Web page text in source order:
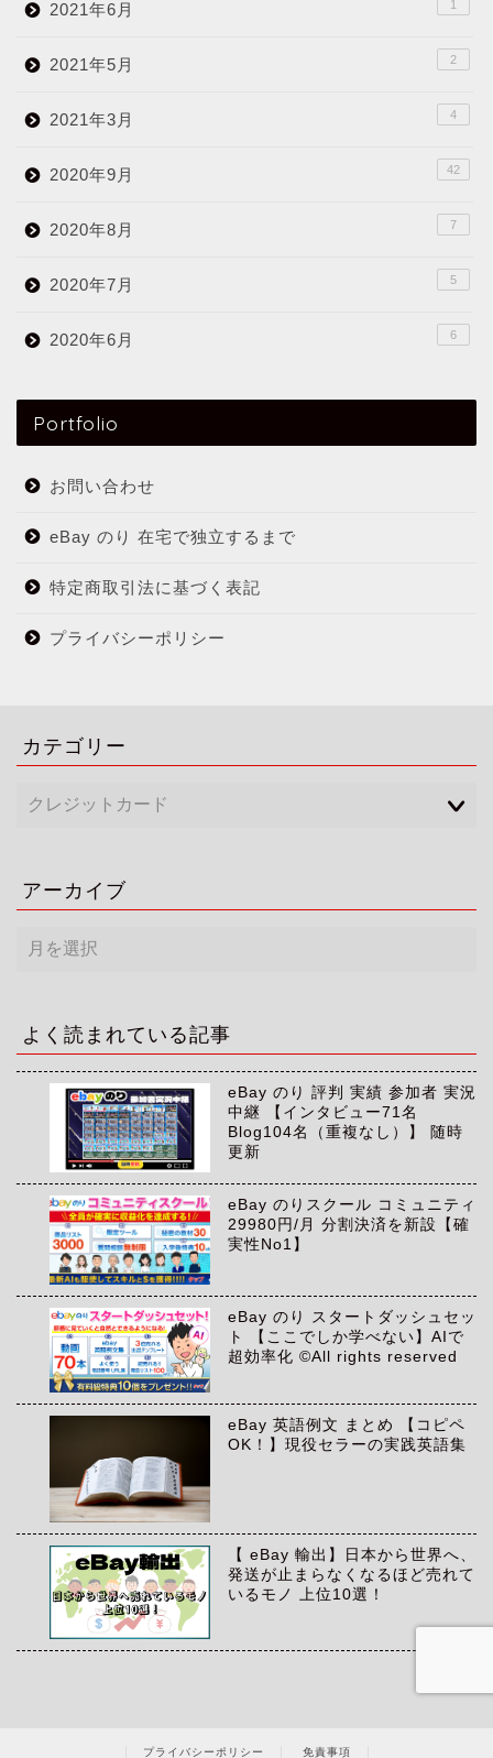
2021年6月 1
2021年5月 2
2021年3月 4
2020年9月 42
2020年8月 7
2020年7月 5
2020年6月 6
Portfolio
お問い合わせ
eBay のり 在宅で独立するまで
特定商取引法に基づく表記
プライバシーポリシー
カテゴリー
アーカイブ
ー
ブ
よく読まれている記事
eBay のり 評判 実績 参加者 実況
中継 【インタビュー71名
Blog104名（重複なし）】 随時
更新
eBay のりスクール コミュニティ
29980円/月 分割決済を新設【確
実性No1】
eBay のり スタートダッシュセッ
ト 【ここでしか学べない】AIで
超効率化 ©All rights reserved
eBay 英語例文 まとめ 【コピペ
OK！】現役セラーの実践英語集
【 eBay 輸出】日本から世界へ、
発送が止まらなくなるほど売れて
いるモノ 上位10選！
プライバシーポリシー 免責事項